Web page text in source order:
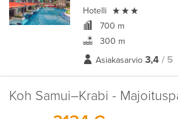
Hotelli 
700 m
300 m
Asiakasarvio 3,4 / 5
Koh Samui–Krabi -